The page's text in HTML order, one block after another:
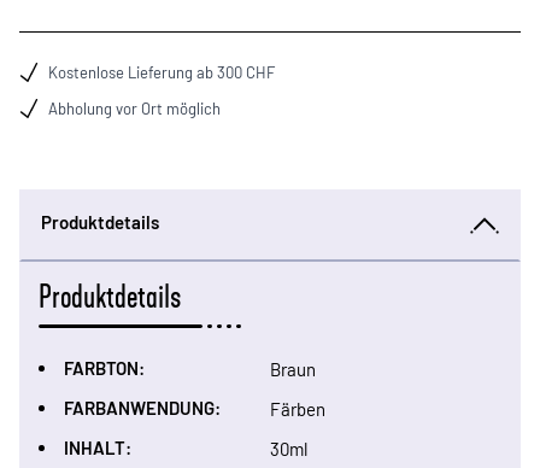
Kostenlose Lieferung ab 300 CHF
Abholung vor Ort möglich
Produktdetails
Produktdetails
FARBTON:
Braun
FARBANWENDUNG:
Färben
INHALT:
30ml